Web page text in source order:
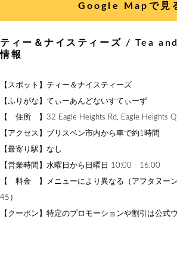
Google Mapで見
ティー＆ナイスティーズ / Tea
情報
【スポット】ティー＆ナイスティーズ
【ふりがな】てぃーあんどないすてぃーず
【 住所 】32 Eagle Heights Rd, Eagle Heights
【アクセス】ブリスベン市内から車で約1時間
【最寄り駅】なし
【営業時間】水曜日から日曜日 10:00 - 16:00
【 料金 】メニューにより異なる（アフタヌー
45）
【クーポン】特定のプロモーションや割引は公式